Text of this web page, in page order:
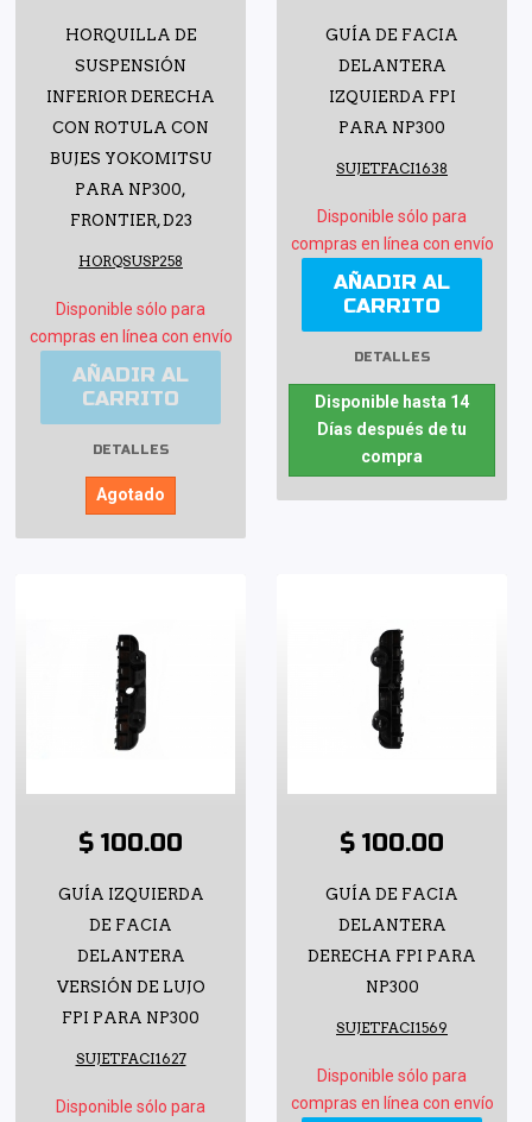
HORQUILLA DE
SUSPENSIÓN
INFERIOR DERECHA
CON ROTULA CON
BUJES YOKOMITSU
PARA NP300,
FRONTIER, D23
HORQSUSP258
Disponible sólo para
compras en línea con envío
AÑADIR AL
CARRITO
DETALLES
Agotado
GUÍA DE FACIA
DELANTERA
IZQUIERDA FPI
PARA NP300
SUJETFACI1638
Disponible sólo para
compras en línea con envío
AÑADIR AL
CARRITO
DETALLES
Disponible hasta 14
Días después de tu
compra
$ 100.00
GUÍA IZQUIERDA
DE FACIA
DELANTERA
VERSIÓN DE LUJO
FPI PARA NP300
SUJETFACI1627
Disponible sólo para
$ 100.00
GUÍA DE FACIA
DELANTERA
DERECHA FPI PARA
NP300
SUJETFACI1569
Disponible sólo para
compras en línea con envío